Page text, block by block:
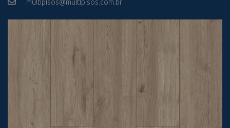
multipisos@multipisos.com.br